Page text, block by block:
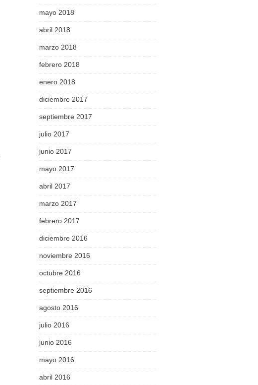
mayo 2018
abril 2018
marzo 2018
febrero 2018
enero 2018
diciembre 2017
septiembre 2017
julio 2017
junio 2017
mayo 2017
abril 2017
marzo 2017
febrero 2017
diciembre 2016
noviembre 2016
octubre 2016
septiembre 2016
agosto 2016
julio 2016
junio 2016
mayo 2016
abril 2016